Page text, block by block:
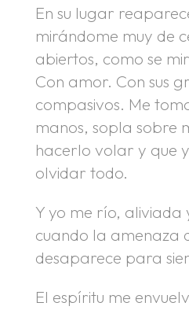
En su lugar
mirándome muy de
abiertos, como se
Con amor. Con sus
compasivos. Me
manos, sopla sobre
hacerlo volar y que
olvidar todo.
Y yo me río, aliviada
cuando la amenaza
desaparece para
El espíritu me